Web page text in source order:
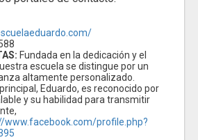
Fundada en la dedicación y el
escuela se distingue por un
altamente personalizado.
Eduardo, es reconocido por
y su habilidad para transmitir
www.facebook.com/profile.php?